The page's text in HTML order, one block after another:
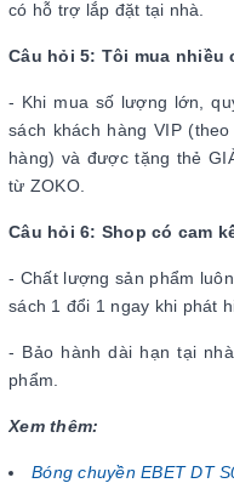
có hỗ trợ lắp đặt tại nhà.
Câu hỏi 5: Tôi mua
- Khi mua số lượng lớn,
sách khách hàng VIP
hàng) và được tặng thẻ
từ ZOKO.
Câu hỏi 6: Shop có cam
- Chất lượng sản phẩm
sách 1 đổi 1 ngay khi phát
- Bảo hành dài hạn tại
phẩm.
Xem thêm:
Bóng chuyền EBET DT